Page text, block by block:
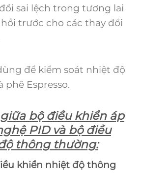
sai lệch trong tương lai
trước cho các thay đổi
để kiểm soát nhiệt độ
phê Espresso.
bộ điều khiển áp
PID và bộ điều
thông thường:
khiển nhiệt độ thông